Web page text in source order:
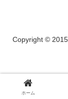
Copyright ©
ホーム